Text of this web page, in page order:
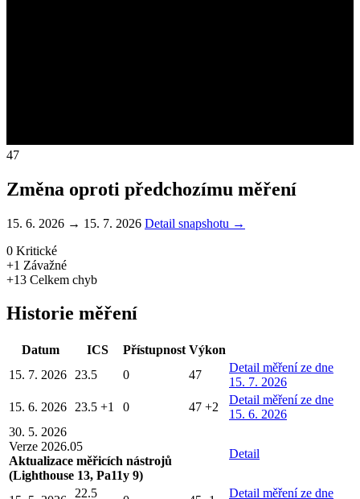
47
Změna oproti předchozímu měření
15. 6. 2026 → 15. 7. 2026 Detail snapshotu →
0 Kritické
+1 Závažné
+13 Celkem chyb
Historie měření
Datum ICS Přístupnost Výkon
15. 7. 2026
23.5 0 47
Detail měření ze dne
15. 7. 2026
15. 6. 2026
23.5 +1 0 47 +2
Detail měření ze dne
15. 6. 2026
30. 5. 2026
Verze 2026.05
Aktualizace měřicích nástrojů
(Lighthouse 13, Pa11y 9)
Detail
22.5
Detail měření ze dne